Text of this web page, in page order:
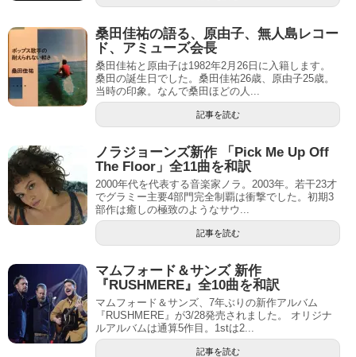
桑田佳祐の語る、原由子、無人島レコー
ド、アミューズ会長
桑田佳祐と原由子は1982年2月26日に入籍します。
桑田の誕生日でした。桑田佳祐26歳、原由子25歳。
当時の印象。なんで桑田ほどの人...
記事を読む
ノラジョーンズ新作 「Pick Me Up Off
The Floor」全11曲を和訳
2000年代を代表する音楽家ノラ。2003年。若干23才
でグラミー主要4部門完全制覇は衝撃でした。初期3
部作は癒しの極致のようなサウ...
記事を読む
マムフォード＆サンズ 新作
『RUSHMERE』全10曲を和訳
マムフォード＆サンズ、7年ぶりの新作アルバム
『RUSHMERE』が3/28発売されました。 オリジナ
ルアルバムは通算5作目。1stは2...
記事を読む